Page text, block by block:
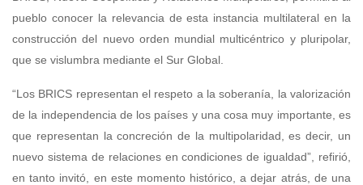
pueblo conocer la relevancia de esta instancia multilateral en la
construcción del nuevo orden mundial multicéntrico y pluripolar,
que se vislumbra mediante el Sur Global.
“Los BRICS representan el respeto a la soberanía, la valorización
de la independencia de los países y una cosa muy importante, es
que representan la concreción de la multipolaridad, es decir, un
nuevo sistema de relaciones en condiciones de igualdad”, refirió,
en tanto invitó, en este momento histórico, a dejar atrás, de una